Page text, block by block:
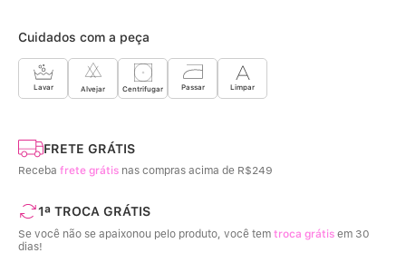
Cuidados com a peça
Lavar Alvejar Centrifugar Passar Limpar
FRETE GRÁTIS
Receba frete grátis nas compras acima de R$249
1ª TROCA GRÁTIS
Se você não se apaixonou pelo produto, você tem troca grátis em 30
dias!